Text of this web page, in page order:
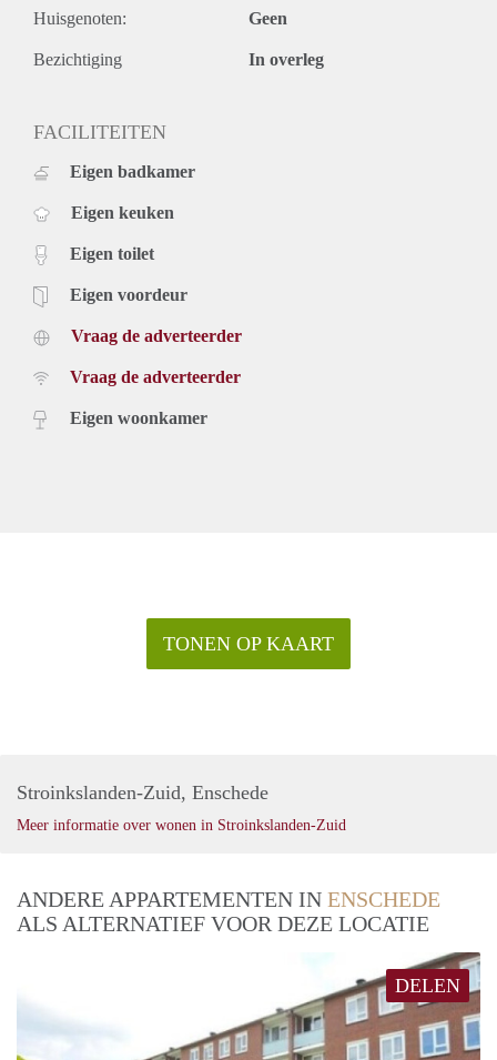
Huisgenoten: Geen
Bezichtiging In overleg
FACILITEITEN
Eigen badkamer
Eigen keuken
Eigen toilet
Eigen voordeur
Vraag de adverteerder
Vraag de adverteerder
Eigen woonkamer
TONEN OP KAART
Stroinkslanden-Zuid, Enschede
Meer informatie over wonen in Stroinkslanden-Zuid
ANDERE APPARTEMENTEN IN ENSCHEDE
ALS ALTERNATIEF VOOR DEZE LOCATIE
DELEN